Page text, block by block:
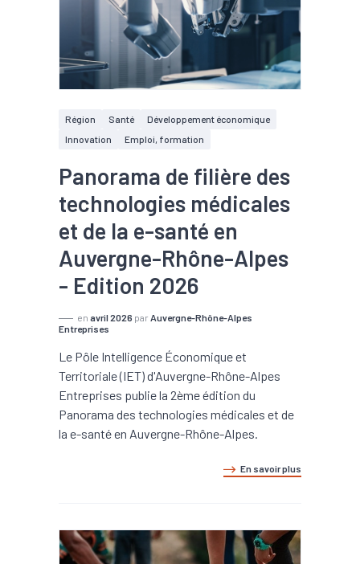
Région Santé
Développement économique
Innovation
Emploi, formation
Panorama de filière des
technologies médicales
et de la e-santé en
Auvergne-Rhône-Alpes
- Edition 2026
en avril 2026 par Auvergne-Rhône-Alpes
Entreprises
Le Pôle Intelligence Économique et
Territoriale (IET) d'Auvergne-Rhône-Alpes
Entreprises publie la 2ème édition du
Panorama des technologies médicales et de
la e-santé en Auvergne-Rhône-Alpes.
En savoir plus